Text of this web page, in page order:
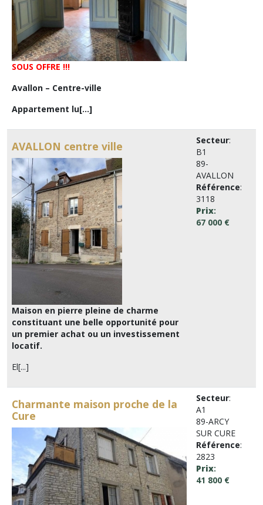
SOUS OFFRE !!!
Avallon – Centre-ville
Appartement lu[...]
AVALLON centre ville
Maison en pierre pleine de charme
constituant une belle opportunité pour
un premier achat ou un investissement
locatif.
El[...]
Secteur:
B1
89-
AVALLON
Référence:
3118
Prix:
67 000 €
Charmante maison proche de la
Cure
Secteur:
A1
89-ARCY
SUR CURE
Référence:
2823
Prix:
41 800 €